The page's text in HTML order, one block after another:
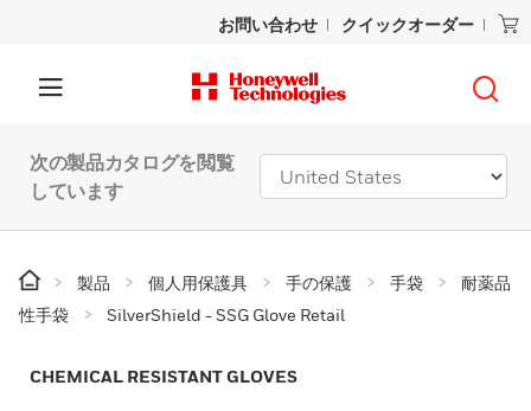
お問い合わせ クイックオーダー
次の製品カタログを閲覧
しています
製品 個人用保護具 手の保護 手袋
耐薬品
性手袋
SilverShield - SSG Glove Retail
CHEMICAL RESISTANT GLOVES